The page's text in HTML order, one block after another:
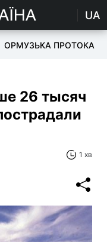
UA
ОРМУЗЬКА ПРОТОКА
26 тысяч
1 хв